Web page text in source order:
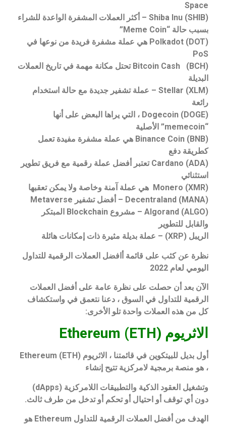
Space
Shiba Inu (SHIB) – أكثر العملات المشفرة الواعدة للشراء
بسبب حالة “Meme Coin”
Polkadot (DOT) هي عملة مشفرة فريدة من نوعها في
PoS
Bitcoin Cash (BCH) تحتل مكانة مهمة في تاريخ العملات
البديلة
Stellar (XLM) – عملة تشفير جديدة مع حالة استخدام
رائعة
Dogecoin (DOGE) ، التي يراها البعض على أنها
“memecoin” الأصلية
Binance Coin (BNB) هي عملة مشفرة مفيدة تعمل
كطريقة دفع
Cardano (ADA) تعتبر أفضل عملة رقمية مع فريق تطوير
استثنائي
(XMR) Monero هي عملة آمنة وخاصة ولا يمكن تعقبها
Decentraland (MANA) – أفضل تشفير Metaverse
Algorand (ALGO) – مشروع Blockchain المبتكر
والقابل للتطوير
الريبل (XRP) – عملة بديلة مثيرة ذات إمكانات هائلة
نظرة عن كثب على قائمة أافضل العملات الرقمية للتداول
اليومي لعام 2022
الآن بعد أن حصلت على نظرة عامة على أفضل العملات
الرقمية للتداول في السوق ، دعنا نتعمق في واستكشاف
كل من هذه العملات واحدة تلو الأخرى:
الاثريوم Ethereum (ETH)
أول بديل للبيتكوين في قائمتنا ، الاثريوم Ethereum (ETH)
، هو منصة برمجية لامركزية تتيح إنشاء
وتشغيل العقود الذكية والتطبيقات اللامركزية (dApps)
دون أي توقف أو احتيال أو تحكم أو تدخل من طرف ثالث.
الهدف من أفضل العملات الرقمية للتداول Ethereum هو